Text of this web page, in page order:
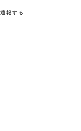
通報する